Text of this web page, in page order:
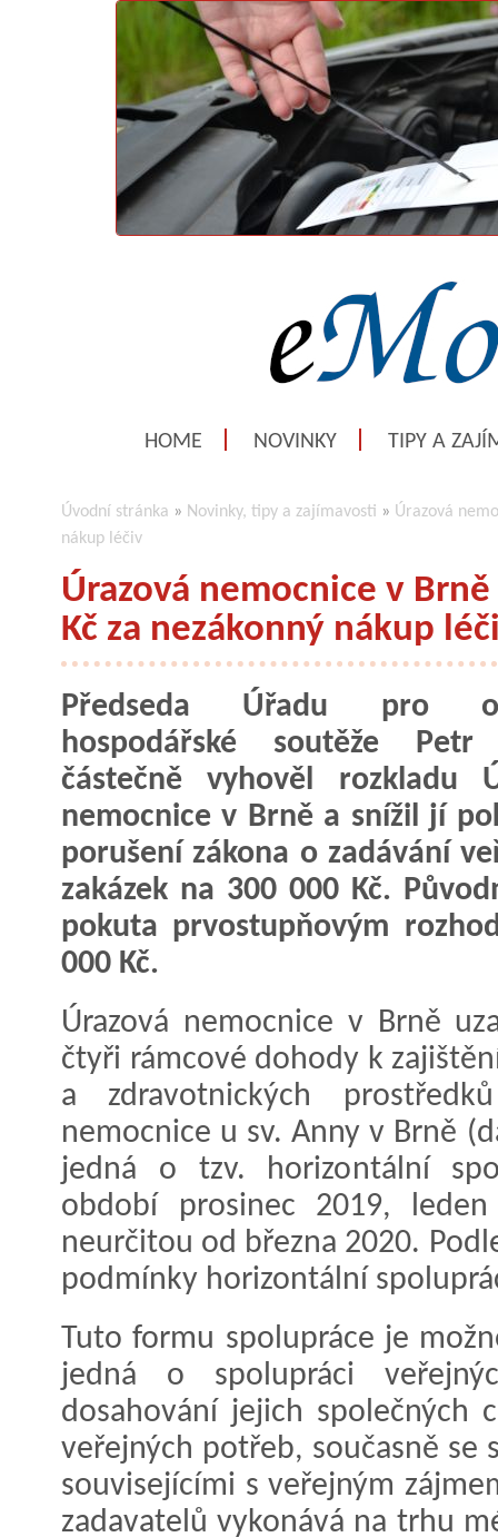
HOME NOVINKY TIPY A
Úvodní stránka » Novinky, tipy a zajímavosti » Úrazová
nákup léčiv
Úrazová nemocnice v
Kč za nezákonný nákup
Předseda Úřadu pro
hospodářské soutěže Petr
částečně vyhověl rozkladu
nemocnice v Brně a snížil jí
porušení zákona o zadávání
zakázek na 300 000 Kč.
pokuta prvostupňovým
000 Kč.
Úrazová nemocnice v Brně
čtyři rámcové dohody k
a zdravotnických
nemocnice u sv. Anny v Brně
jedná o tzv. horizontální
období prosinec 2019,
neurčitou od března 2020.
podmínky horizontální
Tuto formu spolupráce je
jedná o spolupráci
dosahování jejich společných
veřejných potřeb, současně se
souvisejícími s veřejným
zadavatelů vykonává na trhu